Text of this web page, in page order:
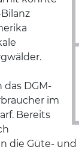
DGM-
im
Bereits
Güte-